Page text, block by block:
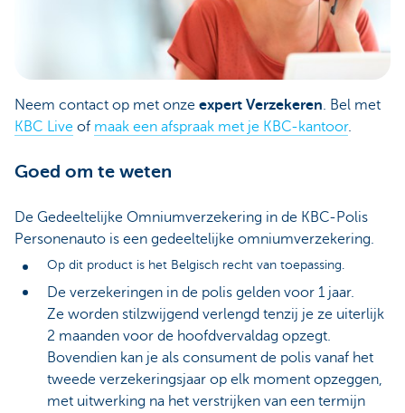
Neem contact op met onze expert Verzekeren. Bel met
KBC Live of maak een afspraak met je KBC-kantoor.
Goed om te weten
De Gedeeltelijke Omniumverzekering in de KBC-Polis
Personenauto is een gedeeltelijke omniumverzekering.
Op dit product is het Belgisch recht van toepassing.
De verzekeringen in de polis gelden voor 1 jaar.
Ze worden stilzwijgend verlengd tenzij je ze uiterlijk
2 maanden voor de hoofdvervaldag opzegt.
Bovendien kan je als consument de polis vanaf het
tweede verzekeringsjaar op elk moment opzeggen,
met uitwerking na het verstrijken van een termijn